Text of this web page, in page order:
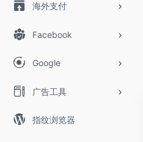
海外支付
Facebook
Google
广告工具
指纹浏览器